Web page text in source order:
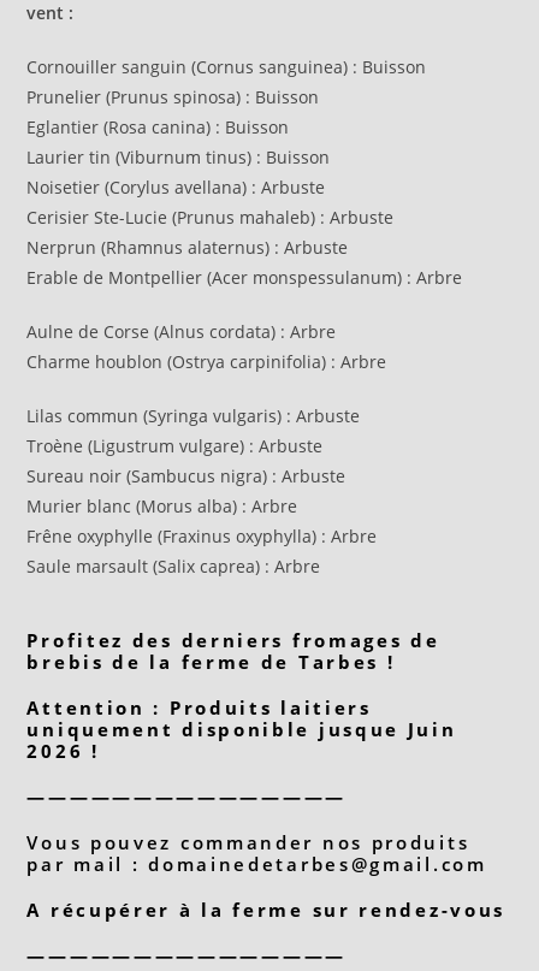
vent :
Cornouiller sanguin (Cornus sanguinea) : Buisson
Prunelier (Prunus spinosa) : Buisson
Eglantier (Rosa canina) : Buisson
Laurier tin (Viburnum tinus) : Buisson
Noisetier (Corylus avellana) : Arbuste
Cerisier Ste-Lucie (Prunus mahaleb) : Arbuste
Nerprun (Rhamnus alaternus) : Arbuste
Erable de Montpellier (Acer monspessulanum) : Arbre
Aulne de Corse (Alnus cordata) : Arbre
Charme houblon (Ostrya carpinifolia) : Arbre
Lilas commun (Syringa vulgaris) : Arbuste
Troène (Ligustrum vulgare) : Arbuste
Sureau noir (Sambucus nigra) : Arbuste
Murier blanc (Morus alba) : Arbre
Frêne oxyphylle (Fraxinus oxyphylla) : Arbre
Saule marsault (Salix caprea) : Arbre
Profitez des derniers fromages de
brebis de la ferme de Tarbes !
Attention : Produits laitiers
uniquement disponible jusque Juin
2026 !
———————————————
Vous pouvez commander nos produits
par mail :domainedetarbes@gmail.com
A récupérer à la ferme sur rendez-vous
———————————————